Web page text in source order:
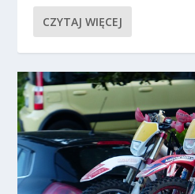
CZYTAJ WIĘCEJ